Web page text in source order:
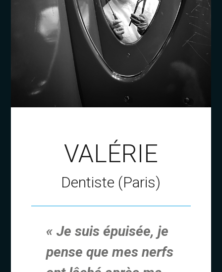
VALÉRIE
Dentiste (Paris)
« Je suis épuisée, je
pense que mes nerfs